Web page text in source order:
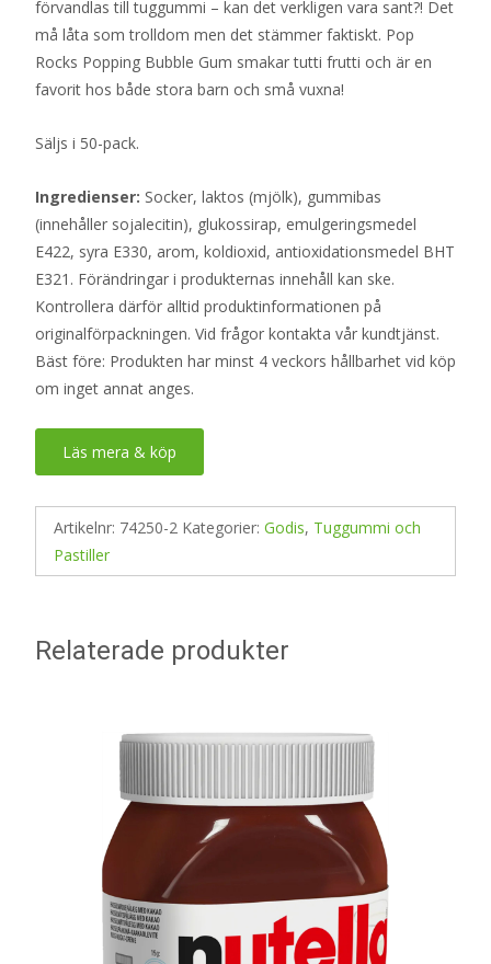
förvandlas till tuggummi – kan det verkligen vara sant?! Det
må låta som trolldom men det stämmer faktiskt. Pop
Rocks Popping Bubble Gum smakar tutti frutti och är en
favorit hos både stora barn och små vuxna!
Säljs i 50-pack.
Ingredienser: Socker, laktos (mjölk), gummibas
(innehåller sojalecitin), glukossirap, emulgeringsmedel
E422, syra E330, arom, koldioxid, antioxidationsmedel BHT
E321. Förändringar i produkternas innehåll kan ske.
Kontrollera därför alltid produktinformationen på
originalförpackningen. Vid frågor kontakta vår kundtjänst.
Bäst före: Produkten har minst 4 veckors hållbarhet vid köp
om inget annat anges.
Läs mera & köp
Artikelnr: 74250-2 Kategorier: Godis, Tuggummi och
Pastiller
Relaterade produkter